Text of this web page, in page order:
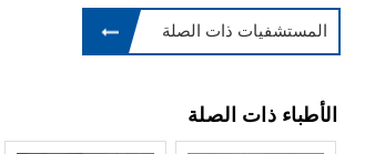
المستشفيات ذات الصلة
الأطباء ذات الصلة